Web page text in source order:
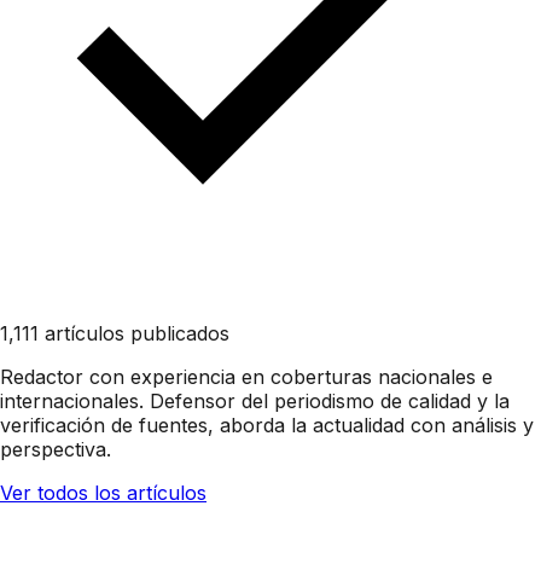
1,111 artículos publicados
Redactor con experiencia en coberturas nacionales e
internacionales. Defensor del periodismo de calidad y la
verificación de fuentes, aborda la actualidad con análisis y
perspectiva.
Ver todos los artículos